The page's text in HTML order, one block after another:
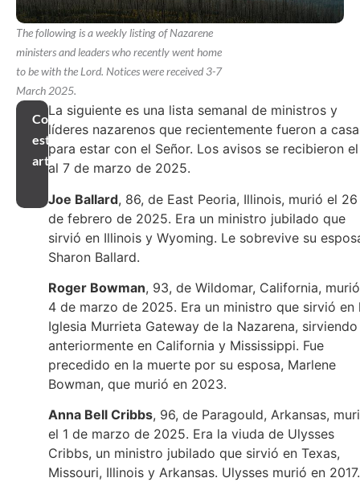
The following is a weekly listing of Nazarene
ministers and leaders who recently went home
to be with the Lord. Notices were received 3-7
March 2025.
Compartir
este
artículo
La siguiente es una lista semanal de ministros y
líderes nazarenos que recientemente fueron a casa
para estar con el Señor. Los avisos se recibieron
al 7 de marzo de 2025.
Joe Ballard, 86, de East Peoria, Illinois, murió el 26
de febrero de 2025. Era un ministro jubilado que
sirvió en Illinois y Wyoming. Le sobrevive su
Sharon Ballard.
Roger Bowman, 93, de Wildomar, California,
4 de marzo de 2025. Era un ministro que sirvió en
Iglesia Murrieta Gateway de la Nazarena, sirviendo
anteriormente en California y Mississippi. Fue
precedido en la muerte por su esposa, Marlene
Bowman, que murió en 2023.
Anna Bell Cribbs, 96, de Paragould, Arkansas,
el 1 de marzo de 2025. Era la viuda de Ulysses
Cribbs, un ministro jubilado que sirvió en Texas,
Missouri, Illinois y Arkansas. Ulysses murió en 2017.